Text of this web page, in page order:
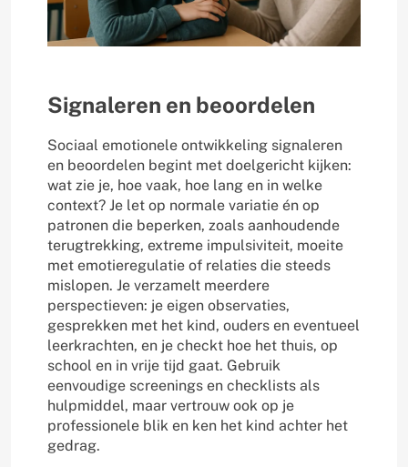
Signaleren en beoordelen
Sociaal emotionele ontwikkeling signaleren
en beoordelen begint met doelgericht kijken:
wat zie je, hoe vaak, hoe lang en in welke
context? Je let op normale variatie én op
patronen die beperken, zoals aanhoudende
terugtrekking, extreme impulsiviteit, moeite
met emotieregulatie of relaties die steeds
mislopen. Je verzamelt meerdere
perspectieven: je eigen observaties,
gesprekken met het kind, ouders en eventueel
leerkrachten, en je checkt hoe het thuis, op
school en in vrije tijd gaat. Gebruik
eenvoudige screenings en checklists als
hulpmiddel, maar vertrouw ook op je
professionele blik en ken het kind achter het
gedrag.